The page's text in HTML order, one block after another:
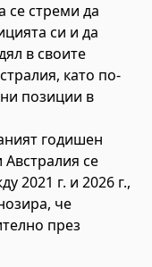
се стреми да
си и да
в своите
като по-
позиции в
годишен
Австралия се
2021 г. и 2026 г.,
че
през